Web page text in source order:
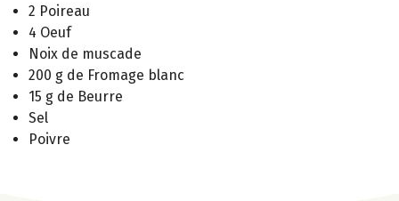
2 Poireau
4 Oeuf
Noix de muscade
200 g de Fromage blanc
15 g de Beurre
Sel
Poivre